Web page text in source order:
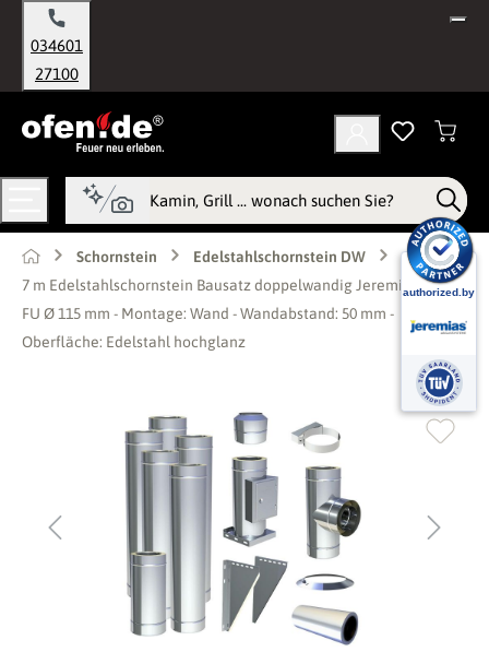
springen
034601
27100
Schornstein
Edelstahlschornstein DW
7 m Edelstahlschornstein Bausatz doppelwandig Jeremias DW-
FU Ø 115 mm - Montage: Wand - Wandabstand: 50 mm -
Oberfläche: Edelstahl hochglanz